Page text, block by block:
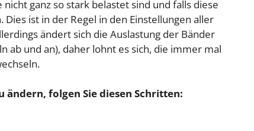
ganz so stark belastet sind und falls diese
ist in der Regel in den Einstellungen aller
ändert sich die Auslastung der Bänder
ab und an), daher lohnt es sich, die immer mal
ändern, folgen Sie diesen Schritten: